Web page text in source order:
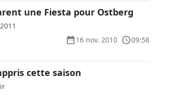
une Fiesta pour Ostberg
16 nov. 2010
09:58
cette saison